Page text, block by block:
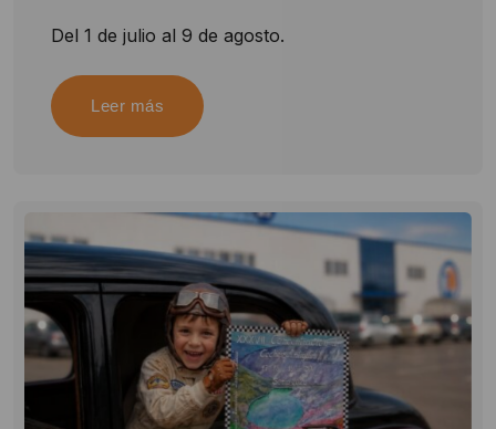
Del 1 de julio al 9 de agosto.
Leer más